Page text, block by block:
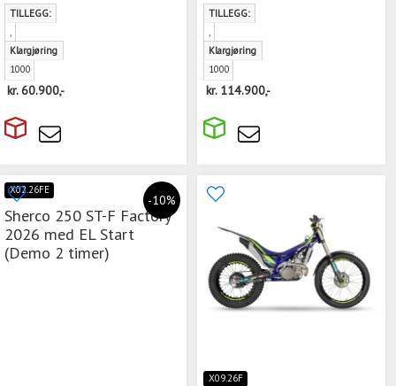
TILLEGG:
Klargjøring
1000
kr.60.900,-
TILLEGG:
Klargjøring
1000
kr. 114.900,-
-10%
X02.26FE
Sherco 250 ST-F Factory
2026 med EL Start
(Demo 2 timer)
X09.26F